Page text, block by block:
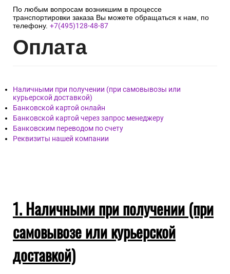
По любым вопросам возникшим в процессе
транспортировки заказа Вы можете обращаться к нам, по
телефону. +7(495)128-48-87
Оплата
Наличными при получении (при самовывозы или
курьерской доставкой)
Банковской картой онлайн
Банковской картой через запрос менеджеру
Банковским переводом по счету
Реквизиты нашей компании
1. Наличными при получении (при
самовывозе или курьерской
доставкой)